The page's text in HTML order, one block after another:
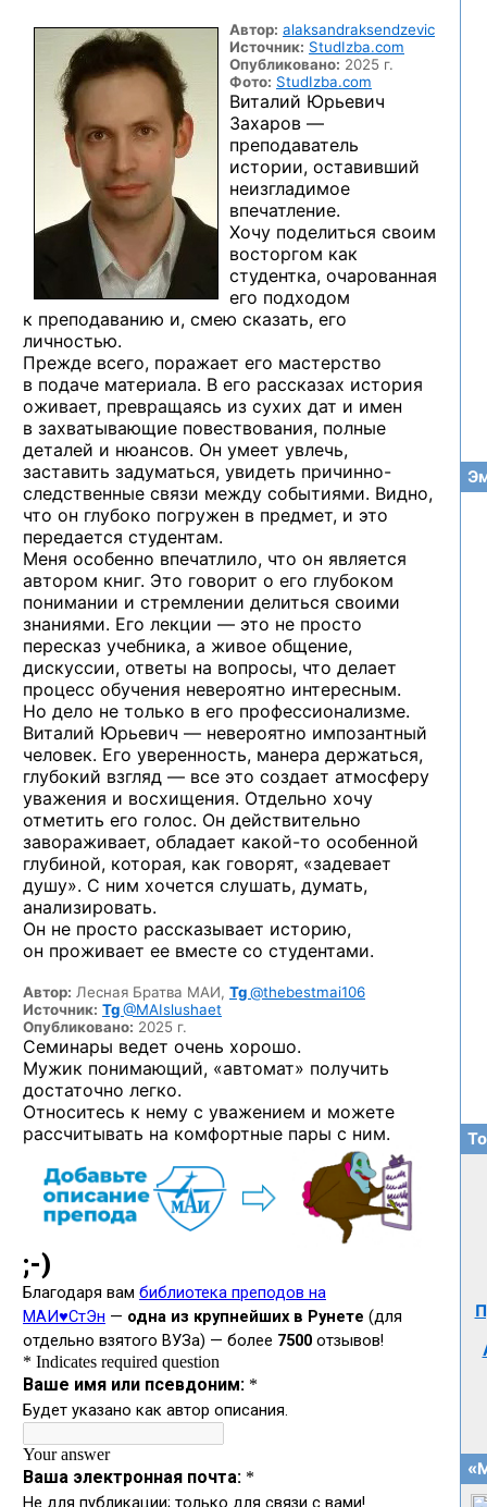
Автор: alaksandraksendzevic
Источник: StudIzba.com
Опубликовано: 2025 г.
Фото: StudIzba.com
Виталий Юрьевич
Захаров —
преподаватель
истории, оставивший
неизгладимое
впечатление.
Хочу поделиться своим
восторгом как
студентка, очарованная
его подходом
к преподаванию и, смею сказать, его
личностью.
Прежде всего, поражает его мастерство
в подаче материала. В его рассказах история
оживает, превращаясь из сухих дат и имен
в захватывающие повествования, полные
деталей и нюансов. Он умеет увлечь,
заставить задуматься, увидеть причинно-
следственные связи между событиями. Видно,
что он глубоко погружен в предмет, и это
передается студентам.
Меня особенно впечатлило, что он является
автором книг. Это говорит о его глубоком
понимании и стремлении делиться своими
знаниями. Его лекции — это не просто
пересказ учебника, а живое общение,
дискуссии, ответы на вопросы, что делает
процесс обучения невероятно интересным.
Но дело не только в его профессионализме.
Виталий Юрьевич — невероятно импозантный
человек. Его уверенность, манера держаться,
глубокий взгляд — все это создает атмосферу
уважения и восхищения. Отдельно хочу
отметить его голос. Он действительно
завораживает, обладает какой-то особенной
глубиной, которая, как говорят, «задевает
душу». С ним хочется слушать, думать,
анализировать.
Он не просто рассказывает историю,
он проживает ее вместе со студентами.
Автор: Лесная Братва МАИ, Tg@thebestmai106
Источник: Tg@MAIslushaet
Опубликовано: 2025 г.
Семинары ведет очень хорошо.
Мужик понимающий, «автомат» получить
достаточно легко.
Относитесь к нему с уважением и можете
рассчитывать на комфортные пары с ним.